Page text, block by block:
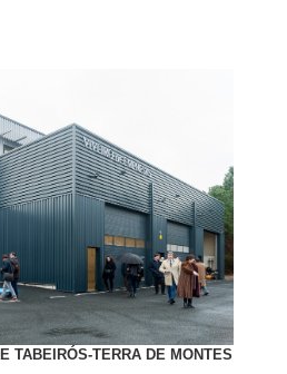
TABEIRÓS-TERRA DE MONTES